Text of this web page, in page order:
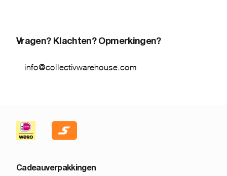
Vragen? Klachten? Opmerkingen?
info@collectivwarehouse.com
Cadeauverpakkingen